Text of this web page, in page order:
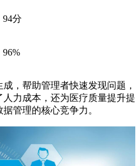
94分
96%
，帮助管理者快速发现问题，
力成本，还为医疗质量提升提
管理的核心竞争力。